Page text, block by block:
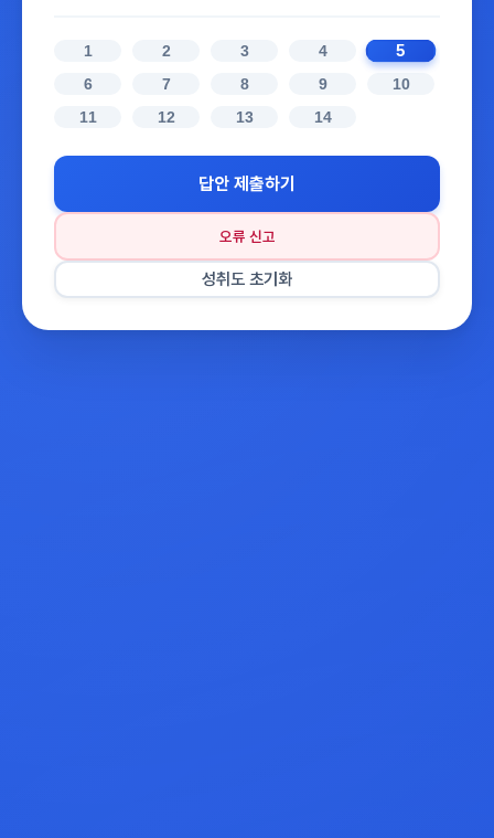
1 2 3 4 5
6 7 8 9
10
11
12 13 14
답안 제출하기
오류 신고
성취도 초기화